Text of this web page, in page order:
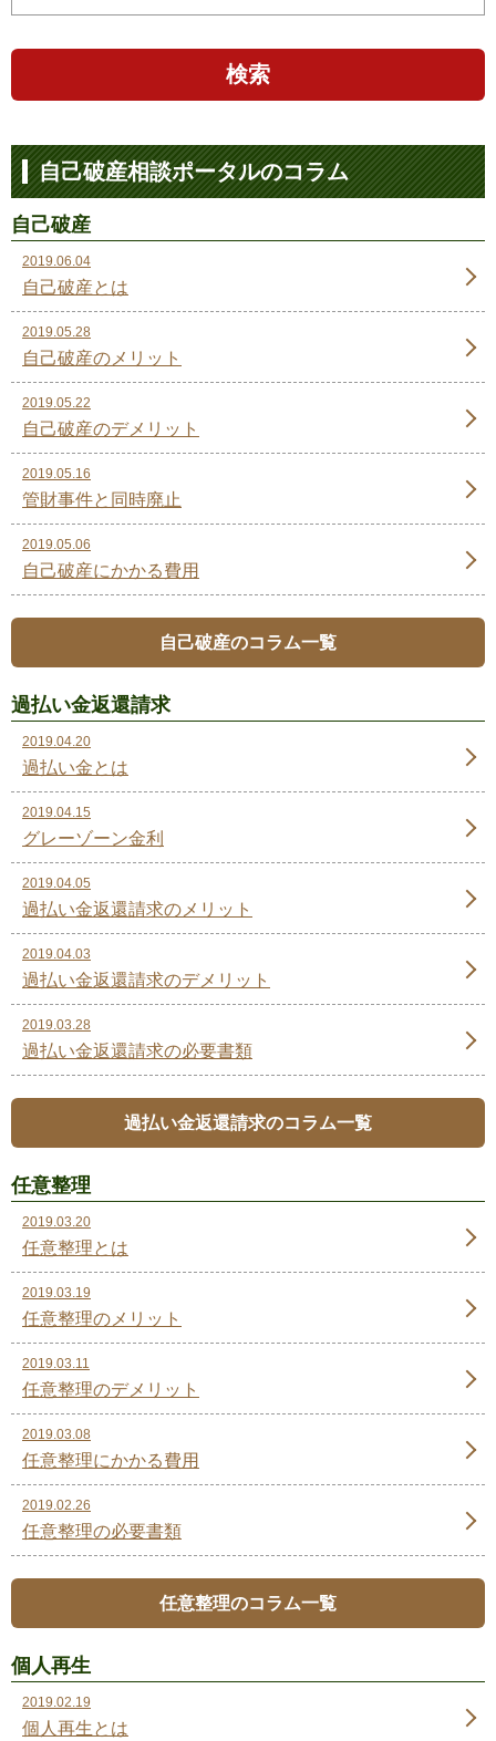
検索
自己破産相談ポータルのコラム
自己破産
2019.06.04
自己破産とは
2019.05.28
自己破産のメリット
2019.05.22
自己破産のデメリット
2019.05.16
管財事件と同時廃止
2019.05.06
自己破産にかかる費用
自己破産のコラム一覧
過払い金返還請求
2019.04.20
過払い金とは
2019.04.15
グレーゾーン金利
2019.04.05
過払い金返還請求のメリット
2019.04.03
過払い金返還請求のデメリット
2019.03.28
過払い金返還請求の必要書類
過払い金返還請求のコラム一覧
任意整理
2019.03.20
任意整理とは
2019.03.19
任意整理のメリット
2019.03.11
任意整理のデメリット
2019.03.08
任意整理にかかる費用
2019.02.26
任意整理の必要書類
任意整理のコラム一覧
個人再生
2019.02.19
個人再生とは